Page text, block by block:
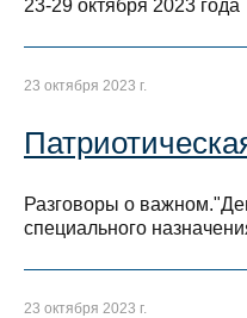
23-29 октября 2023 года
23 октября 2023 г.
Разговоры о
специального
23 октября 2023 г.